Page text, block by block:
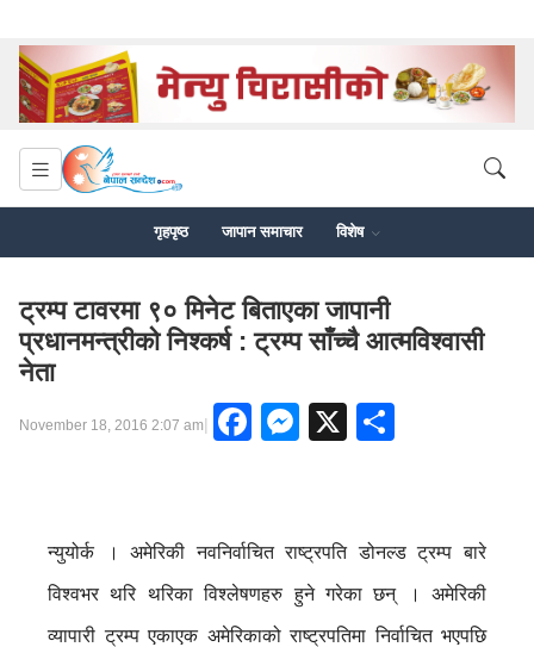
गृहपृष्ठ जापान समाचार विशेष
ट्रम्प टावरमा ९० मिनेट बिताएका जापानी
प्रधानमन्त्रीको निश्कर्ष : ट्रम्प साँच्चै आत्मविश्वासी
नेता
November 18, 2016 2:07 am| Facebook
Messenger
X
न्युयोर्क । अमेरिकी नवनिर्वाचित राष्ट्रपति डोनल्ड ट्रम्प बारे
विश्वभर थरि थरिका विश्लेषणहरु हुने गरेका छन् । अमेरिकी
व्यापारी ट्रम्प एकाएक अमेरिकाको राष्ट्रपतिमा निर्वाचित भएपछि